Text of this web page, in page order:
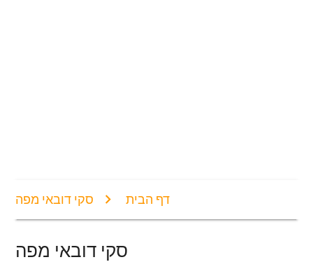
דף הבית סקי דובאי מפה
סקי דובאי מפה